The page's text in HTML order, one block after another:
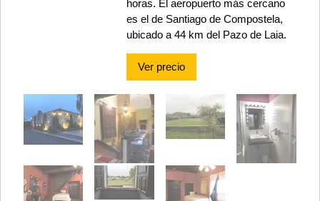
horas. El aeropuerto más cercano
es el de Santiago de Compostela,
ubicado a 44 km del Pazo de Laia.
Ver precio